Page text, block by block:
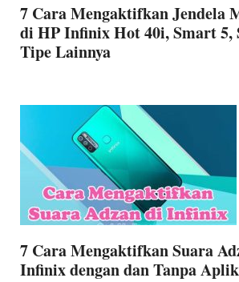
7 Cara Mengaktifkan Jendela
di HP Infinix Hot 40i, Smart 5,
Tipe Lainnya
7 Cara Mengaktifkan Suara
Infinix dengan dan Tanpa